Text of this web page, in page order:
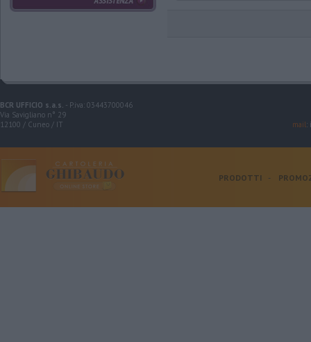
BCR UFFICIO s.a.s. - P.iva: 03443700046
Via Savigliano n° 29
12100 / Cuneo / IT
mail:
PRODOTTI -